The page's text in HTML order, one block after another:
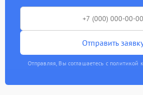
Отправить
Отправляя, Вы соглашаетесь с политикой